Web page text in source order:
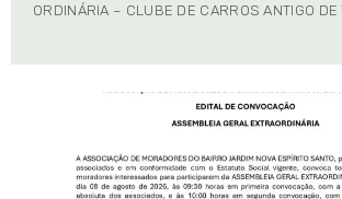
ORDINÁRIA – CLUBE DE CARROS ANTIGO DE